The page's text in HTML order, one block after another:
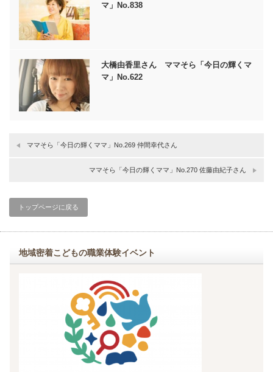
マ」No.838
大橋由香里さん ママそら「今⽇の輝くマ
マ」No.622
ママそら「今日の輝くママ」No.269 仲間幸代さん
ママそら「今日の輝くママ」No.270 佐藤由紀子さん
トップページに戻る
地域密着こどもの職業体験イベント